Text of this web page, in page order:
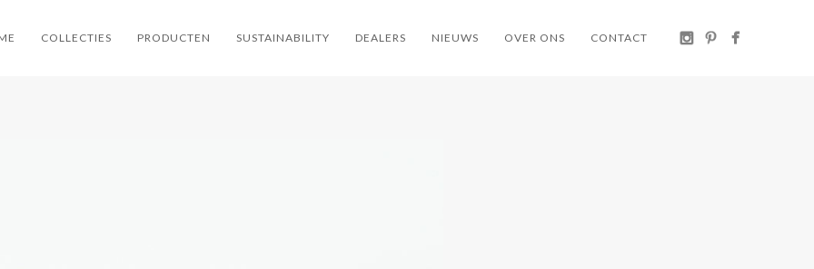
COLLECTIES PRODUCTEN SUSTAINABILITY DEALERS NIEUWS OVER ONS CONTACT